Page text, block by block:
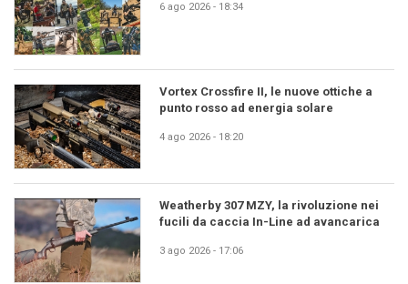
6 ago 2026 - 18:34
Vortex Crossfire II, le nuove ottiche a
punto rosso ad energia solare
4 ago 2026 - 18:20
Weatherby 307 MZY, la rivoluzione nei
fucili da caccia In-Line ad avancarica
3 ago 2026 - 17:06